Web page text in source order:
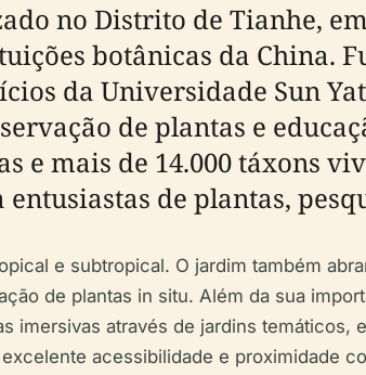
no Distrito de Tianhe,
botânicas da China.
da Universidade Sun
de plantas e
e mais de 14.000 táxons
de plantas,
e subtropical. O jardim também
de plantas in situ. Além da sua
através de jardins temáticos,
acessibilidade e proximidade